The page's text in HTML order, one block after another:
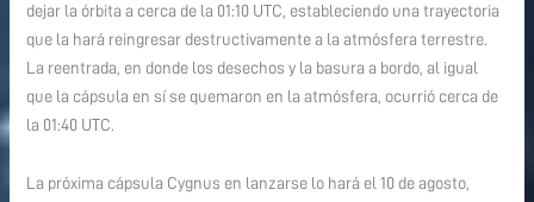
dejar la órbita a cerca de la 01:10 UTC, estableciendo una trayectoria
que la hará reingresar destructivamente a la atmósfera terrestre.
La reentrada, en donde los desechos y la basura a bordo, al igual
que la cápsula en sí se quemaron en la atmósfera, ocurrió cerca de
la 01:40 UTC.
La próxima cápsula Cygnus en lanzarse lo hará el 10 de agosto,